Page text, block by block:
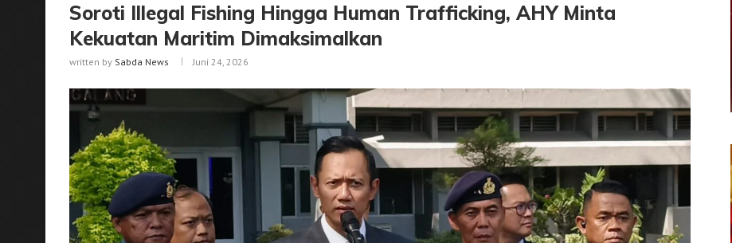
Soroti Illegal Fishing Hingga Human Trafficking, AHY Minta
Kekuatan Maritim Dimaksimalkan
written by Sabda News Juni 24, 2026